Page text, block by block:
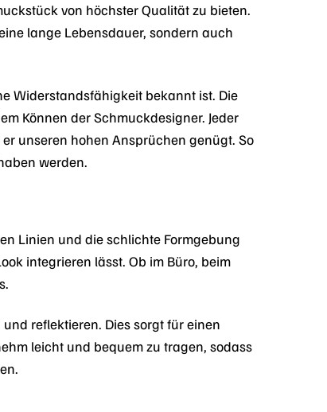
von höchster Qualität zu bieten.
lange Lebensdauer, sondern auch
Widerstandsfähigkeit bekannt ist. Die
Können der Schmuckdesigner. Jeder
unseren hohen Ansprüchen genügt. So
werden.
Linien und die schlichte Formgebung
integrieren lässt. Ob im Büro, beim
reflektieren. Dies sorgt für einen
leicht und bequem zu tragen, sodass